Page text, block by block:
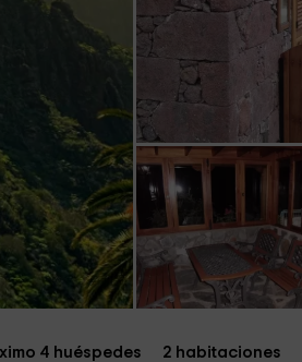
4 huéspedes 2 habitaciones